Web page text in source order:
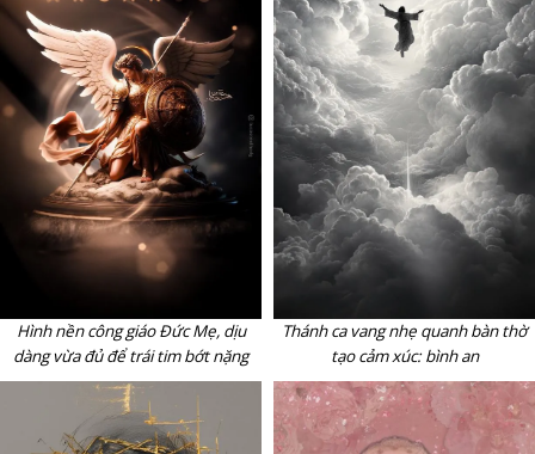
Hình nền công giáo Đức Mẹ, dịu
dàng vừa đủ để trái tim bớt nặng
Thánh ca vang nhẹ quanh bàn thờ
tạo cảm xúc: bình an